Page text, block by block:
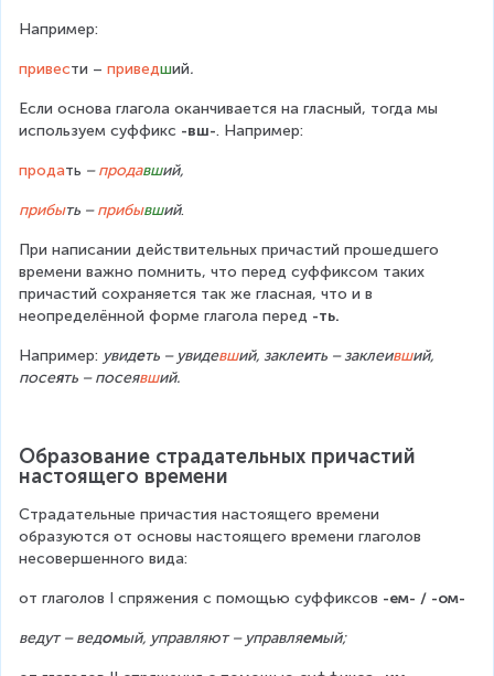
Например:
привести – приведший.
Если основа глагола оканчивается на гласный, тогда мы
используем суффикс -вш-. Например:
продать – продавший,
прибыть – прибывший.
При написании действительных причастий прошедшего
времени важно помнить, что перед суффиксом таких
причастий сохраняется так же гласная, что и в
неопределённой форме глагола перед -ть.
Например: увидеть – увидевший, заклеить – заклеивший,
посеять – посеявший.
Образование страдательных причастий
настоящего времени
Страдательные причастия настоящего времени
образуются от основы настоящего времени глаголов
несовершенного вида:
от глаголов І спряжения с помощью суффиксов -ем- / -ом-
ведут – ведомый, управляют – управляемый;